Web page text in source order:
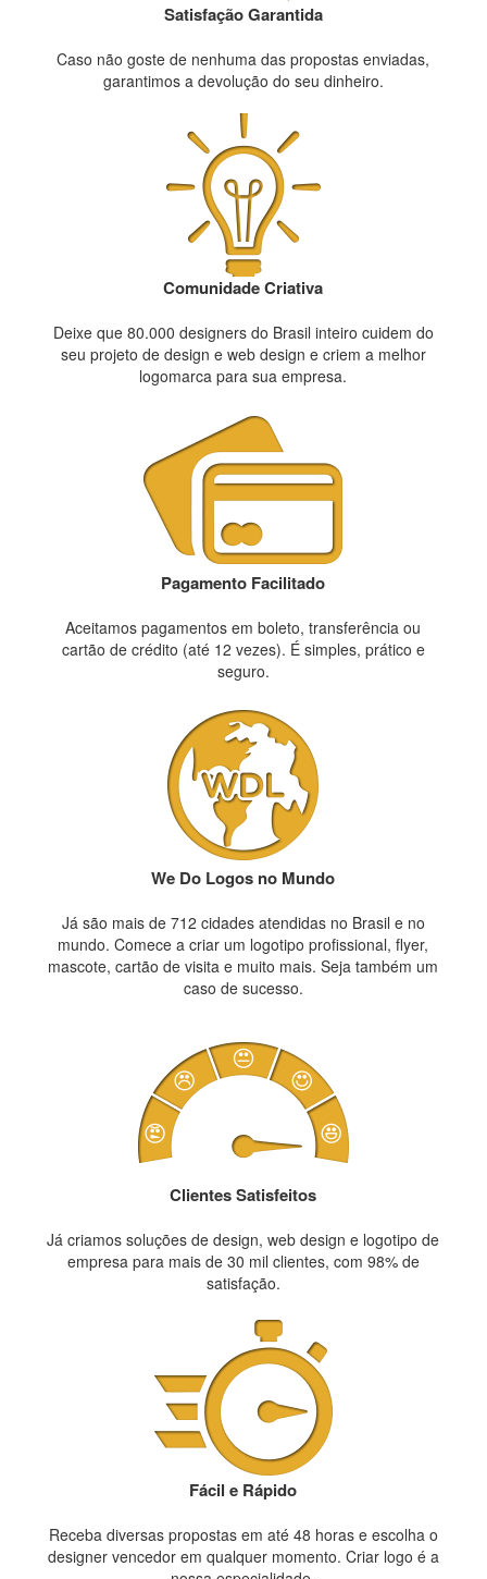
Satisfação Garantida
Caso não goste de nenhuma das propostas enviadas,
garantimos a devolução do seu dinheiro.
Comunidade Criativa
Deixe que 80.000 designers do Brasil inteiro cuidem do
seu projeto de design e web design e criem a melhor
logomarca para sua empresa.
Pagamento Facilitado
Aceitamos pagamentos em boleto, transferência ou
cartão de crédito (até 12 vezes). É simples, prático e
seguro.
We Do Logos no Mundo
Já são mais de 712 cidades atendidas no Brasil e no
mundo. Comece a criar um logotipo profissional, flyer,
mascote, cartão de visita e muito mais. Seja também um
caso de sucesso.
Clientes Satisfeitos
Já criamos soluções de design, web design e logotipo de
empresa para mais de 30 mil clientes, com 98% de
satisfação.
Fácil e Rápido
Receba diversas propostas em até 48 horas e escolha o
designer vencedor em qualquer momento. Criar logo é a